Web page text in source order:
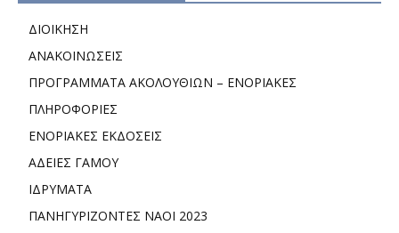
ΔΙΟΙΚΗΣΗ
ΑΝΑΚΟΙΝΩΣΕΙΣ
ΠΡΟΓΡΑΜΜΑΤΑ ΑΚΟΛΟΥΘΙΩΝ – ΕΝΟΡΙΑΚΕΣ
ΠΛΗΡΟΦΟΡΙΕΣ
ΕΝΟΡΙΑΚΕΣ ΕΚΔΟΣΕΙΣ
ΑΔΕΙΕΣ ΓΑΜΟΥ
ΙΔΡΥΜΑΤΑ
ΠΑΝΗΓΥΡΙΖΟΝΤΕΣ ΝΑΟΙ 2023